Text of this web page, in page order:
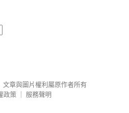
文章與圖片權利屬原作者所有
政策
服務聲明